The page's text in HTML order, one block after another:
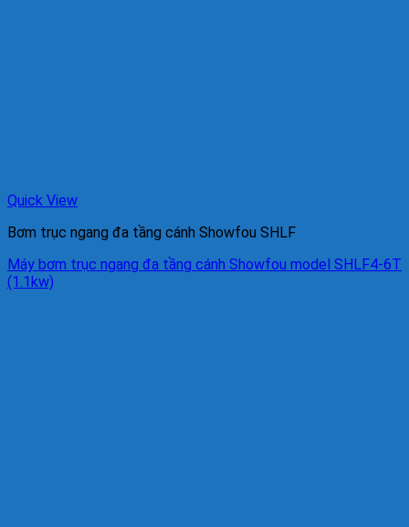
Quick View
Bơm trục ngang đa tầng cánh Showfou SHLF
Máy bơm trục ngang đa tầng cánh Showfou model SHLF4-6T
(1.1kw)